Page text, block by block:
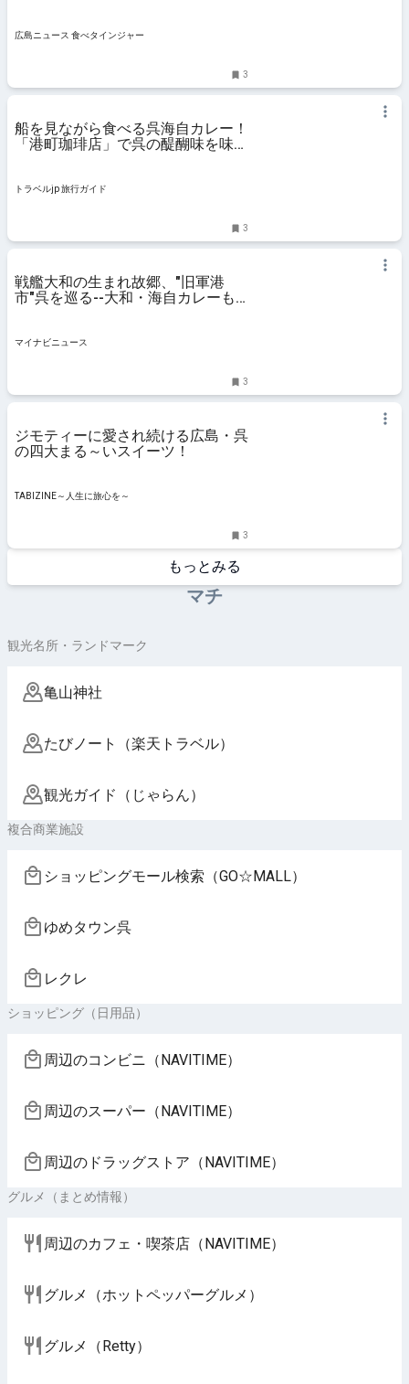
広島ニュース 食べタインジャー
3
船を見ながら食べる呉海自カレー！
「港町珈琲店」で呉の醍醐味を味わ
トラベルjp 旅行ガイド
3
戦艦大和の生まれ故郷、"旧軍港
市"呉を巡る--大和・海自カレーも
マイナビニュース
3
ジモティーに愛され続ける広島・呉
の四大まる～いスイーツ！
TABIZINE～人生に旅心を～
3
もっとみる
マチ
観光名所・ランドマーク
亀山神社
たびノート（楽天トラベル）
観光ガイド（じゃらん）
複合商業施設
ショッピングモール検索（GO☆MALL）
ゆめタウン呉
レクレ
ショッピング（日用品）
周辺のコンビニ（NAVITIME）
周辺のスーパー（NAVITIME）
周辺のドラッグストア（NAVITIME）
グルメ（まとめ情報）
周辺のカフェ・喫茶店（NAVITIME）
グルメ（ホットペッパーグルメ）
グルメ（Retty）